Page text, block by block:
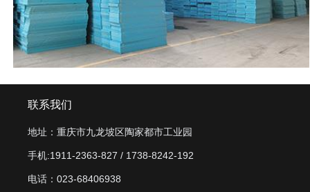
联系我们
地址：重庆市九龙坡区陶家都市工业园
手机:1911-2363-827 / 1738-8242-192
电话：023-68406938